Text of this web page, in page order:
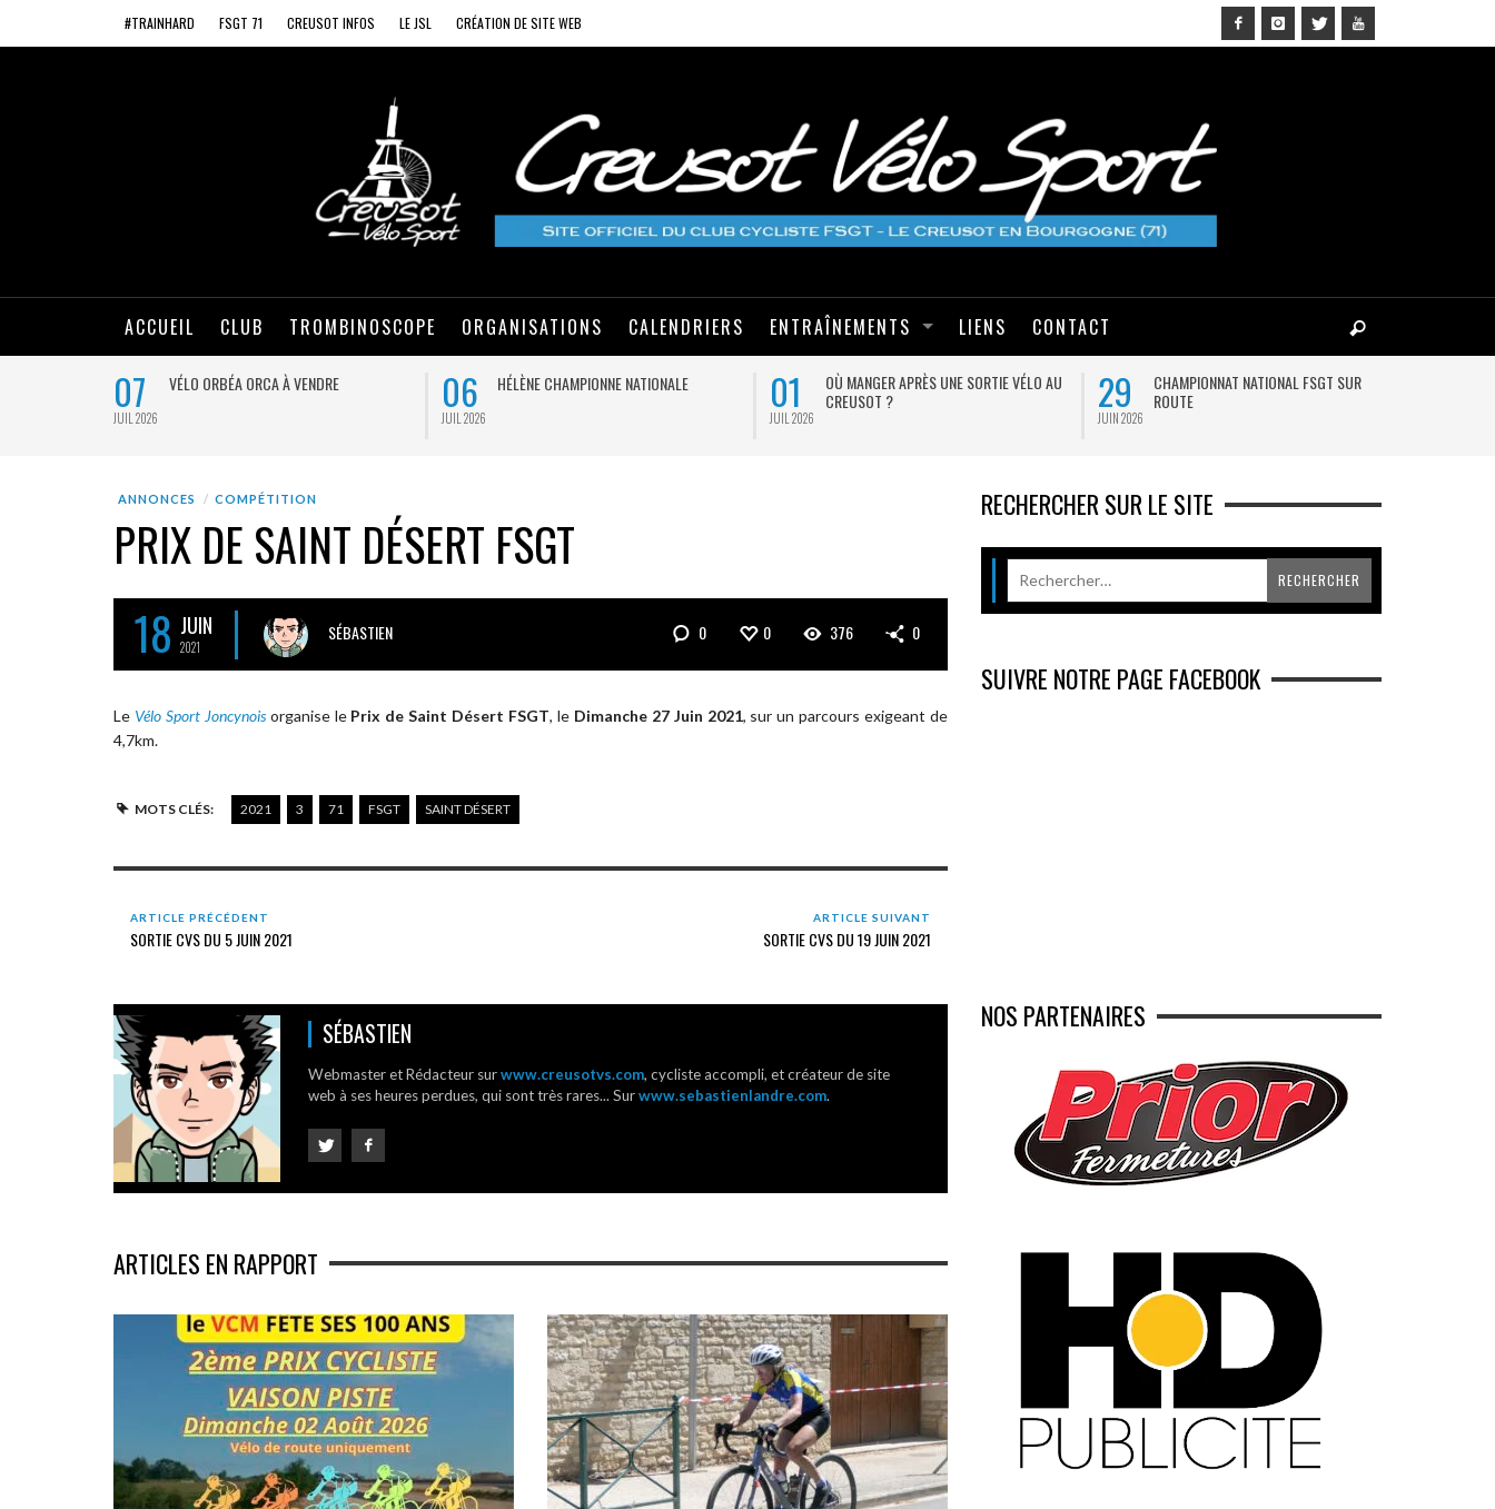
#TRAINHARD FSGT 71 CREUSOT INFOS LE JSL CRÉATION DE SITE WEB
ACCUEIL CLUB TROMBINOSCOPE ORGANISATIONS CALENDRIERS ENTRAÎNEMENTS LIENS CONTACT
07
JUIL 2026
VÉLO ORBÉA ORCA À VENDRE 06
JUIL 2026
HÉLÈNE CHAMPIONNE NATIONALE 01
JUIL 2026
OÙ MANGER APRÈS UNE SORTIE VÉLO AU
CREUSOT ?
29
JUIN 2026
CHAMPIONNAT NATIONAL FSGT SUR
ROUTE
ANNONCES COMPÉTITION
PRIX DE SAINT DÉSERT FSGT
18 JUIN
2021
SÉBASTIEN 0 0 376 0
Le Vélo Sport Joncynoisorganise le Prix de Saint Désert FSGT, le Dimanche 27 Juin 2021, sur un parcours exigeant de
4,7km.
MOTS CLÉS: 2021 3 71 FSGT SAINT DÉSERT
ARTICLE PRÉCÉDENT
SORTIE CVS DU 5 JUIN 2021
ARTICLE SUIVANT
SORTIE CVS DU 19 JUIN 2021
SÉBASTIEN
Webmaster et Rédacteur surwww.creusotvs.com, cycliste accompli, et créateur de site
web à ses heures perdues, qui sont très rares... Surwww.sebastienlandre.com.
ARTICLES EN RAPPORT
RECHERCHER SUR LE SITE
SUIVRE NOTRE PAGE FACEBOOK
NOS PARTENAIRES